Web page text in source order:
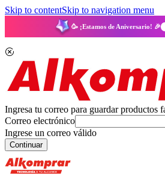
Skip to contentSkip to navigation menu
🥳 ¡Estamos de Aniversario! 🎉
Ingresa tu correo para guardar productos
Correo electrónico
Ingrese un correo válido
Continuar